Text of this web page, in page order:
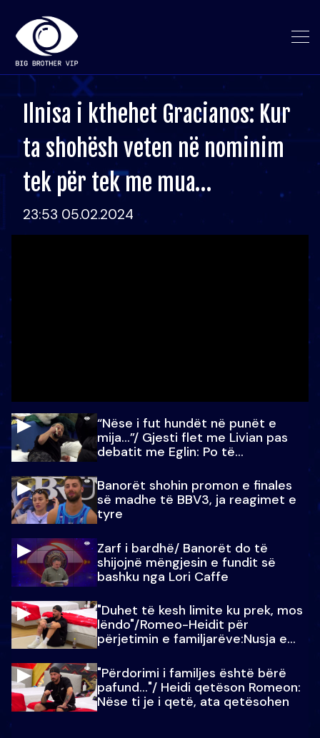
Ilnisa i kthehet Gracianos: Kur
ta shohësh veten në nominim
tek për tek me mua…
23:53 05.02.2024
“Nëse i fut hundët në punët e
mija…”/ Gjesti flet me Livian pas
debatit me Eglin: Po të
Banorët shohin promon e finales
së madhe të BBV3, ja reagimet e
tyre
Zarf i bardhë/ Banorët do të
shijojnë mëngjesin e fundit së
bashku nga Lori Caffe
"Duhet të kesh limite ku prek, mos
lëndo"/Romeo-Heidit për
përjetimin e familjarëve:Nusja e
"Përdorimi i familjes është bërë
pafund…"/ Heidi qetëson Romeon:
Nëse ti je i qetë, ata qetësohen